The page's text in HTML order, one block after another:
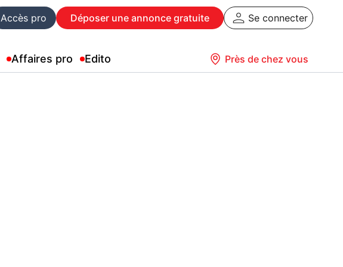
Accès pro Déposer une annonce gratuite Se connecter
Affaires pro Edito Près de chez vous